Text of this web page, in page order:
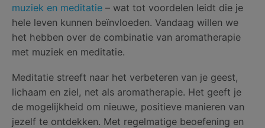
muziek en meditatie – wat tot voordelen leidt die je
hele leven kunnen beïnvloeden. Vandaag willen we
het hebben over de combinatie van aromatherapie
met muziek en meditatie.
Meditatie streeft naar het verbeteren van je geest,
lichaam en ziel, net als aromatherapie. Het geeft je
de mogelijkheid om nieuwe, positieve manieren van
jezelf te ontdekken. Met regelmatige beoefening en